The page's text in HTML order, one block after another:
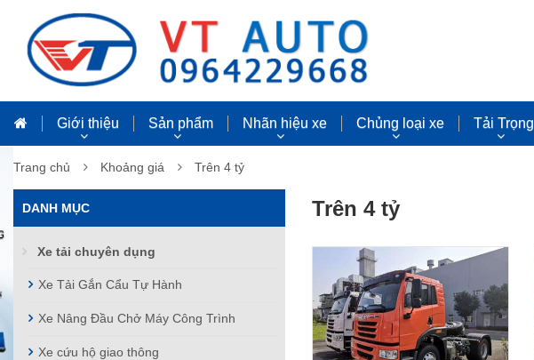
Giới thiệu Sản phẩm Nhãn hiệu xe Chủng loại xe Tải Trọng
Trang chủ Khoảng giá Trên 4 tỷ
DANH MỤC
Xe tải chuyên dụng
Xe Tải Gắn Cẩu Tự Hành
Xe Nâng Đầu Chở Máy Công Trình
Xe cứu hộ giao thông
Trên 4 tỷ